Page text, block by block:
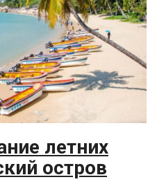
летних
остров